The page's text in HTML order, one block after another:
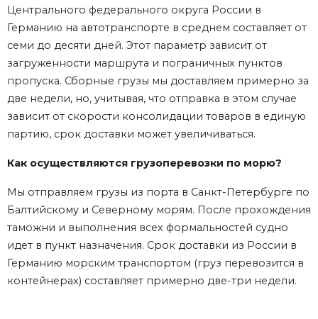
Центрального федерального округа России в
Германию на автотранспорте в среднем составляет от
семи до десяти дней. Этот параметр зависит от
загруженности маршрута и пограничных пунктов
пропуска. Сборные грузы мы доставляем примерно за
две недели, но, учитывая, что отправка в этом случае
зависит от скорости консолидации товаров в единую
партию, срок доставки может увеличиваться.
Как осуществляются грузоперевозки по морю?
Мы отправляем грузы из порта в Санкт-Петербурге по
Балтийскому и Северному морям. После прохождения
таможни и выполнения всех формальностей судно
идет в пункт назначения. Срок доставки из России в
Германию морским транспортом (груз перевозится в
контейнерах) составляет примерно две-три недели.